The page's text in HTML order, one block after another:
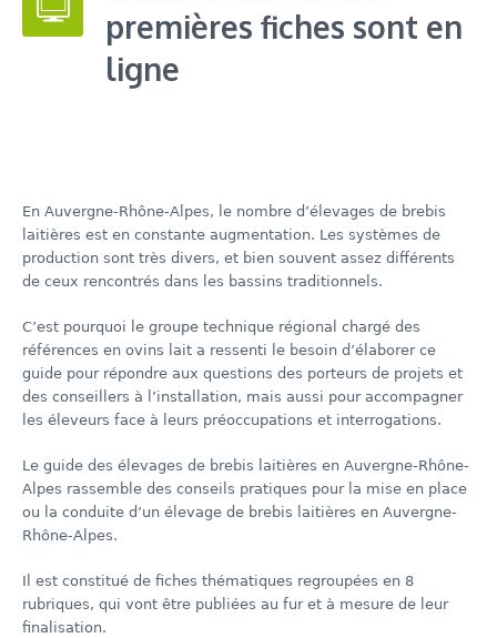
premières fiches sont en
ligne
En Auvergne-Rhône-Alpes, le nombre d’élevages de brebis
laitières est en constante augmentation. Les systèmes de
production sont très divers, et bien souvent assez différents
de ceux rencontrés dans les bassins traditionnels.
C’est pourquoi le groupe technique régional chargé des
références en ovins lait a ressenti le besoin d’élaborer ce
guide pour répondre aux questions des porteurs de projets et
des conseillers à l’installation, mais aussi pour accompagner
les éleveurs face à leurs préoccupations et interrogations.
Le guide des élevages de brebis laitières en Auvergne-Rhône-
Alpes rassemble des conseils pratiques pour la mise en place
ou la conduite d’un élevage de brebis laitières en Auvergne-
Rhône-Alpes.
Il est constitué de fiches thématiques regroupées en 8
rubriques, qui vont être publiées au fur et à mesure de leur
finalisation.